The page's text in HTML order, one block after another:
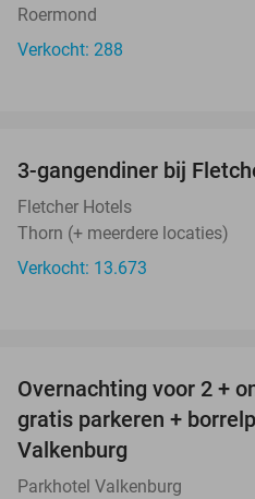
Roermond
Verkocht: 288
3-gangendiner bij
Fletcher Hotels
Thorn (+ meerdere locaties)
Verkocht: 13.673
Overnachting voor 2 +
gratis parkeren +
Valkenburg
Parkhotel Valkenburg